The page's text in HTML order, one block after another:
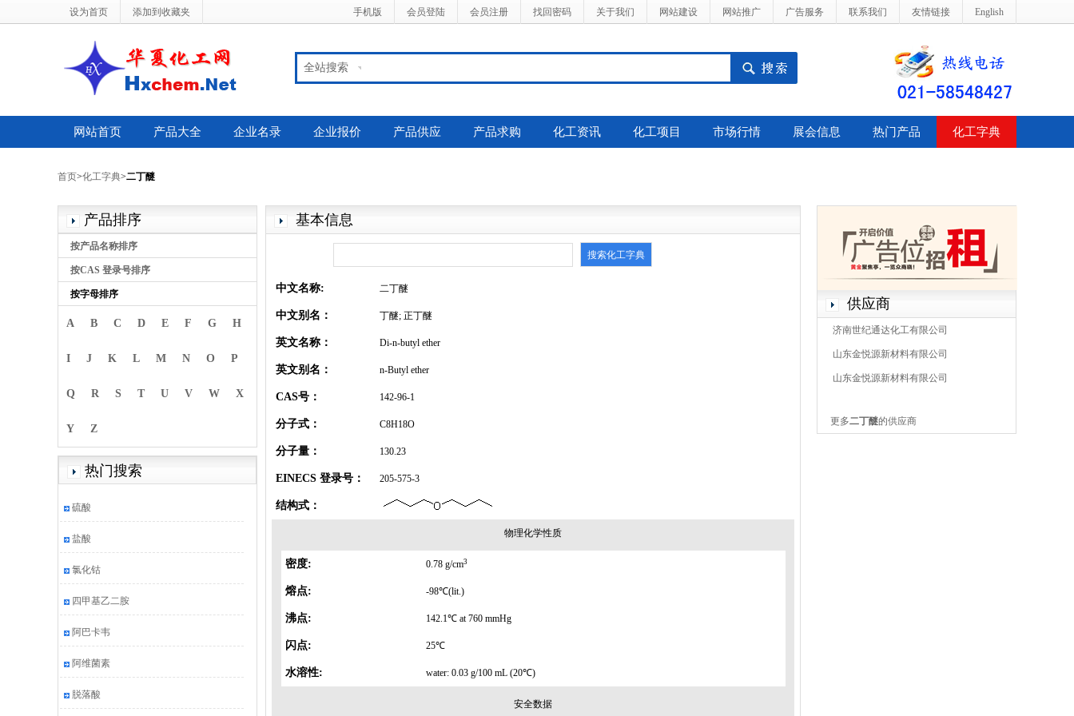
设为首页 添加到收藏夹 手机版 会员登陆 会员注册 找回密码 关于我们 网站建设 网站推广 广告服务 联系我们 友情链接 English
全站搜索
网站首页 产品大全 企业名录 企业报价 产品供应 产品求购 化工资讯 化工项目 市场行情 展会信息 热门产品 化工字典
首页>化工字典>二丁醚
产品排序
按产品名称排序
按CAS 登录号排序
按字母排序
A B C D E F G H
I J K L M N O P
Q R S T U V W X
Y Z
热门搜索
硫酸
盐酸
氯化钴
四甲基乙二胺
阿巴卡韦
阿维菌素
脱落酸
基本信息
中文名称: 二丁醚
中文别名： 丁醚; 正丁醚
英文名称： Di-n-butyl ether
英文别名： n-Butyl ether
CAS号： 142-96-1
分子式： C8H18O
分子量： 130.23
EINECS 登录号： 205-575-3
结构式：
物理化学性质
密度: 0.78 g/cm3
熔点: -98℃(lit.)
沸点: 142.1℃ at 760 mmHg
闪点: 25℃
水溶性: water: 0.03 g/100 mL (20℃)
安全数据
供应商
济南世纪通达化工有限公司
山东金悦源新材料有限公司
山东金悦源新材料有限公司
更多二丁醚的供应商